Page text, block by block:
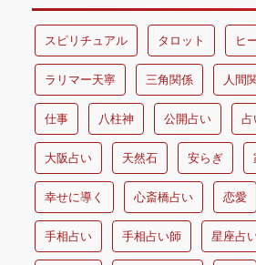
スピリチュアル タロット ヒ
ラリマー天寧 三角関係 人間
仕事 八柱神 公開占い 占
大阪占い 天然石 安らぎ
幸せに導く 心斎橋占い 恋愛
手相占い 手相占い師 星座占